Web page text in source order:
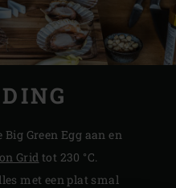
Green Egg aan en
Grid tot 230 °C.
met een plat smal